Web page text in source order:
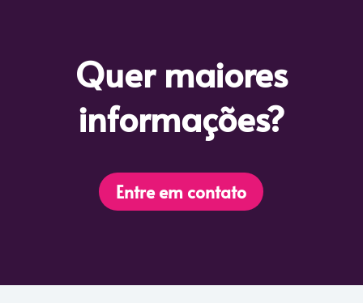
Quer maiores
informações?
Entre em contato